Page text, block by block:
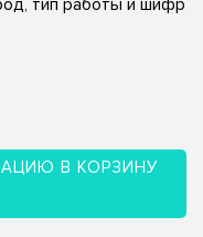
В КОРЗИНУ